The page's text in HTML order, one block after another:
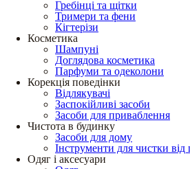
Гребінці та щітки
Тримери та фени
Кігтерізи
Косметика
Шампуні
Доглядова косметика
Парфуми та одеколони
Корекція поведінки
Відлякувачі
Заспокійливі засоби
Засоби для приваблення
Чистота в будинку
Засоби для дому
Інструменти для чистки від
Одяг і аксесуари